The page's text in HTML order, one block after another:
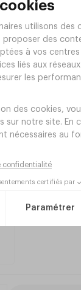
Cuisson Ajourée
6, 80€ HT
Pince de service
20€ HT